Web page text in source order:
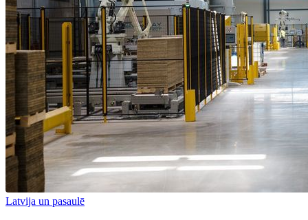
Latvija un pasaulē